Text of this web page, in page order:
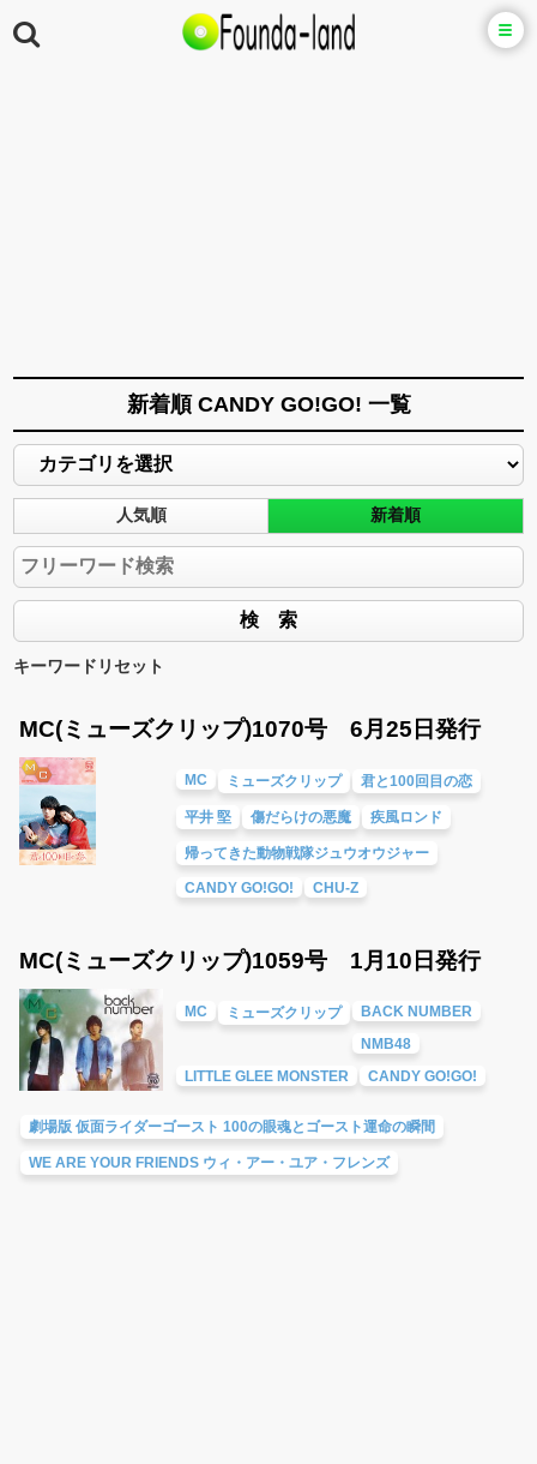
新着順 CANDY GO!GO! 一覧
人気順 新着順
キーワードリセット
MC(ミューズクリップ)1070号 6月25日発行
MC ミューズクリップ 君と100回目の恋
平井 堅 傷だらけの悪魔 疾風ロンド
帰ってきた動物戦隊ジュウオウジャー
CANDY GO!GO! CHU-Z
MC(ミューズクリップ)1059号 1月10日発行
MC ミューズクリップ
BACK NUMBER
NMB48
LITTLE GLEE MONSTER
CANDY GO!GO!
劇場版 仮面ライダーゴースト 100の眼魂とゴースト運命の瞬間
WE ARE YOUR FRIENDS ウィ・アー・ユア・フレンズ